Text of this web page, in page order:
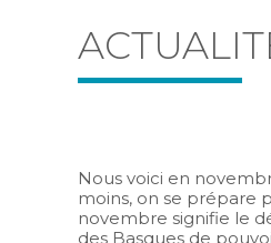
Nous voici en
moins, on se prépare
novembre signifie le
des Basques de